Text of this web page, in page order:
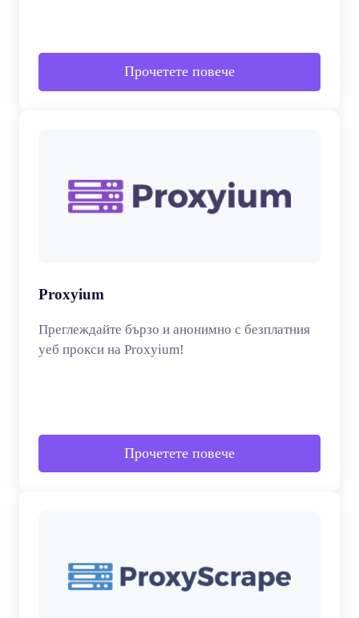
Прочетете повече
Proxyium
Преглеждайте бързо и анонимно с безплатния
уеб прокси на Proxyium!
Прочетете повече